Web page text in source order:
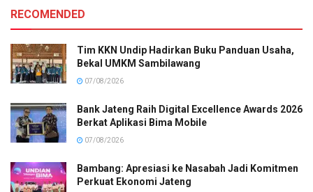
RECOMENDED
Tim KKN Undip Hadirkan Buku Panduan Usaha,
Bekal UMKM Sambilawang
07/08/2026
Bank Jateng Raih Digital Excellence Awards 2026
Berkat Aplikasi Bima Mobile
07/08/2026
Bambang: Apresiasi ke Nasabah Jadi Komitmen
Perkuat Ekonomi Jateng